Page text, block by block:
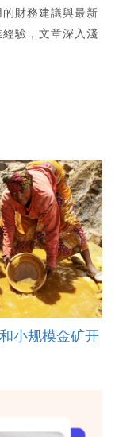
財務建議與最新
驗，文章深入淺
小规模金矿开